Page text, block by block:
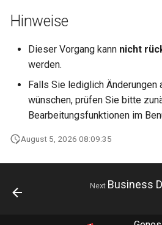
Hinweise
Dieser Vorgang kann nicht
werden.
Falls Sie lediglich Änderungen
wünschen, prüfen Sie bitte
Bearbeitungsfunktionen im
August 5, 2026 08:09:35
Next Business